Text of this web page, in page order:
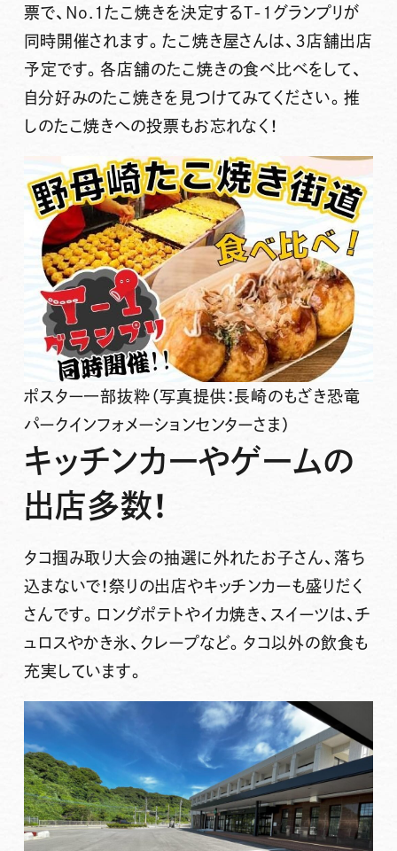
票で、No.1たこ焼きを決定するT-1グランプリ が
同時開催されます。たこ焼き屋さんは、 ３店舗出店
予定です。各店舗のたこ焼きの食べ比べをして、
自分好みのたこ焼きを見つけてみてください。推
しのたこ焼きへの投票もお忘れなく！
ポスター一部抜粋（写真提供：長崎のもざき恐竜
パークインフォメーションセンターさま）
キッチンカーやゲームの
出店多数！
タコ掴み取り大会の抽選に外れたお子さん、落ち
込まないで！祭りの出店やキッチンカーも盛りだく
さんです。ロングポテトやイカ焼き、スイーツは、チ
ュロスやかき氷、クレープなど。タコ以外の飲食も
充実しています。